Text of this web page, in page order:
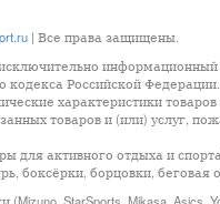
| Все права защищены.
информационный
Российской Федерации.
характеристики товаров
товаров и (или) услуг,
для активного отдыха и
боксёрки, борцовки, беговая